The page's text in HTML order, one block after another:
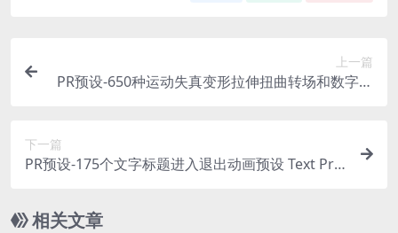
上一篇
PR预设-650种运动失真变形拉伸扭曲转场和数字信
下一篇
PR预设-175个文字标题进入退出动画预设 Text Pre
相关文章